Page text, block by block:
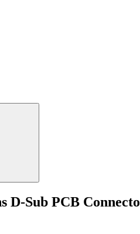
Sub PCB